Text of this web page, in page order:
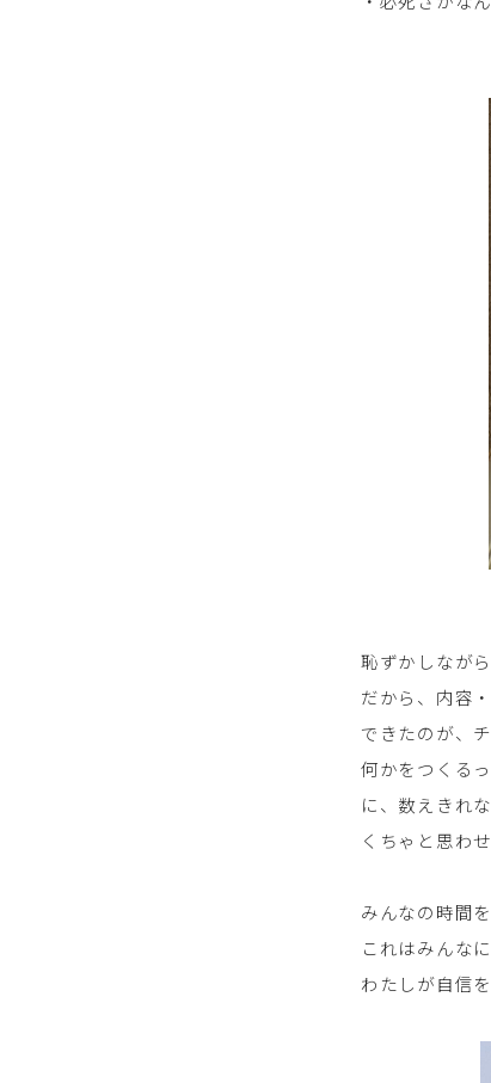
恥ずかしなが
だから、内容
できたのが、
何かをつくる
に、数えきれ
くちゃと思わ
みんなの時間
これはみんなに
わたしが自信